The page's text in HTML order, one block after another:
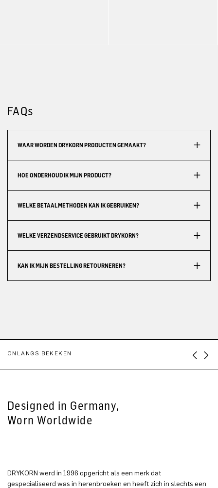
FAQs
WAAR WORDEN DRYKORN PRODUCTEN GEMAAKT?
HOE ONDERHOUD IK MIJN PRODUCT?
WELKE BETAALMETHODEN KAN IK GEBRUIKEN?
WELKE VERZENDSERVICE GEBRUIKT DRYKORN?
KAN IK MIJN BESTELLING RETOURNEREN?
ONLANGS BEKEKEN
Designed in Germany,
Worn Worldwide
DRYKORN werd in 1996 opgericht als een merk dat
gespecialiseerd was in herenbroeken en heeft zich in slechts een